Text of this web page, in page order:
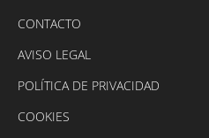
CONTACTO
AVISO LEGAL
POLÍTICA DE PRIVACIDAD
COOKIES